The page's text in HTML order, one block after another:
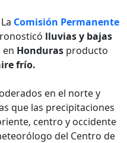
La Comisión Permanente
lluvias y bajas
en Honduras producto
frío.
en el norte y
que las precipitaciones
centro y occidente
del Centro de